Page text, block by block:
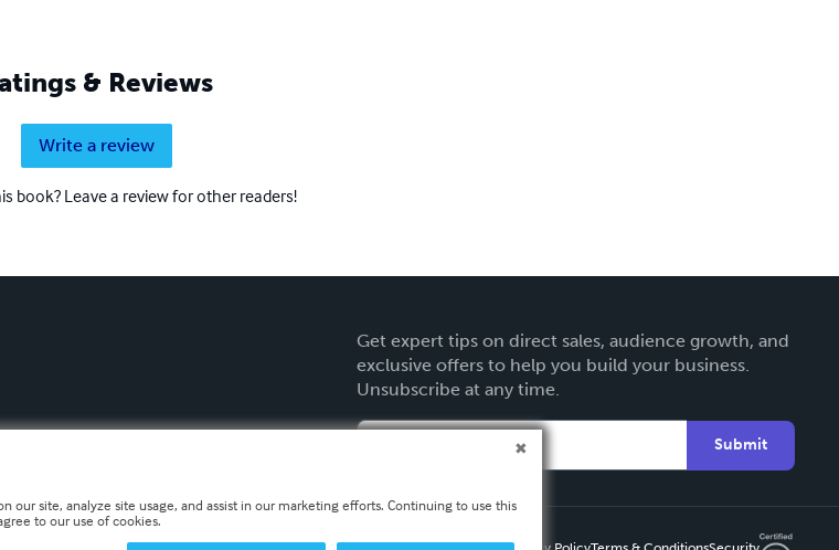
& Reviews
Write a review
book? Leave a review for other readers!
Get expert tips on direct sales, audience growth, and
exclusive offers to help you build your business.
Unsubscribe at any time.
Submit
our site, analyze site usage, and assist in our marketing efforts. Continuing to use this
to our use of cookies.